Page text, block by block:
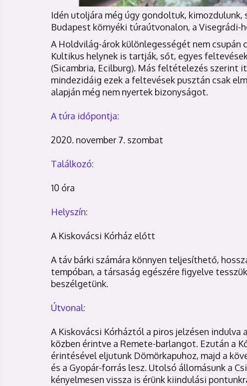
Idén utoljára még úgy gondoltuk,
Budapest környéki túraútvonalon, a Visegrádi-
A Holdvilág-árok különlegességét nem csupán
Kultikus helynek is tartják, sőt, egyes
(Sicambria, Ecilburg). Más feltételezés szerint
mindezidáig ezek a feltevések pusztán csak
alapján még nem nyertek bizonyságot.
A túra időpontja:
2020. november 7. szombat
Találkozó:
10 óra
Helyszín:
A Kiskovácsi Kórház előtt
A táv bárki számára könnyen teljesíthető,
tempóban, a társaság egészére figyelve
beszélgetünk.
Útvonal:
A Kiskovácsi Kórháztól a piros jelzésen indulva
közben érintve a Remete-barlangot. Ezután a
érintésével eljutunk Dömörkapuhoz, majd a
és a Gyopár-forrás lesz. Utolsó állomásunk a
kényelmesen vissza is érünk kiindulási